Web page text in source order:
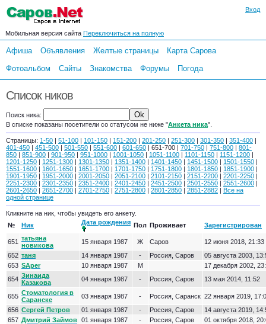
Вход
Мобильная версия сайта Переключиться на полную
Афиша Объявления Желтые страницы
Карта Сарова
Фотоальбом
Сайты Знакомства Форумы Погода
Список ников
Поиск ника:
В списке показаны посетители со статусом не ниже "Анкета ника".
Страницы: 1-50 | 51-100 | 101-150 | 151-200 | 201-250 | 251-300 | 301-350 | 351-400 |
401-450 | 451-500 | 501-550 | 551-600 | 601-650 | 651-700 | 701-750 | 751-800 | 801-
850 | 851-900 | 901-950 | 951-1000 | 1001-1050 | 1051-1100 | 1101-1150 | 1151-1200 |
1201-1250 | 1251-1300 | 1301-1350 | 1351-1400 | 1401-1450 | 1451-1500 | 1501-1550 |
1551-1600 | 1601-1650 | 1651-1700 | 1701-1750 | 1751-1800 | 1801-1850 | 1851-1900 |
1901-1950 | 1951-2000 | 2001-2050 | 2051-2100 | 2101-2150 | 2151-2200 | 2201-2250 |
2251-2300 | 2301-2350 | 2351-2400 | 2401-2450 | 2451-2500 | 2501-2550 | 2551-2600 |
2601-2650 | 2651-2700 | 2701-2750 | 2751-2800 | 2801-2850 | 2851-2882 | Все на
одной странице
Кликните на ник, чтобы увидеть его анкету.
№
Ник Дата рождения Пол Проживает Зарегистрирован
651 татьяна
новикова
15 января 1987 Ж Саров
12 июня 2018, 21:33
652 таня 14 января 1987 - Россия, Саров
05 августа 2003,
653 SAper 10 января 1987 М
17 декабря 2002,
654 Зинаида
Казакова
04 января 1987 - Россия, Саров 13 мая 2014, 11:52
655 Стоматология в
Саранске
03 января 1987 - Россия, Саранск 22 января 2019,
656 Сергей Петров 01 января 1987 - Россия, Саров
14 августа 2019,
657 Дмитрий Займов 01 января 1987 - Россия, Саров
01 октября 2018,